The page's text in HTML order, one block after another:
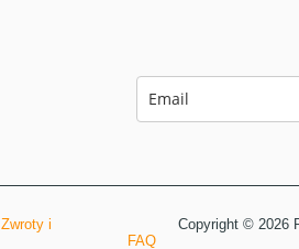
Zwroty i
FAQ
Copyright © 2026